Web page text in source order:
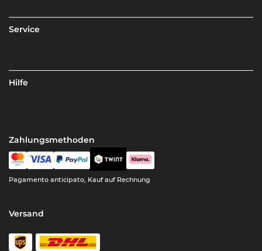
Service
Hilfe
Zahlungsmethoden
Pagamento anticipato, Kauf auf Rechnung
Versand